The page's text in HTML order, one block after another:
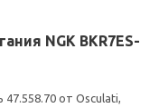
NGK BKR7ES-
47.558.70 от Osculati,